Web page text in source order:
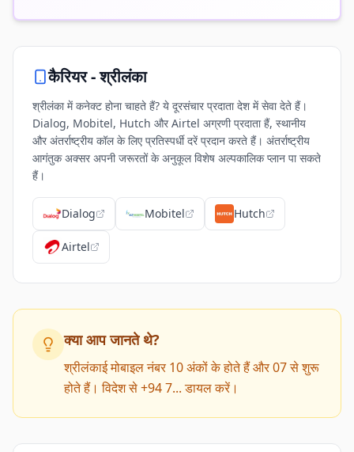
कैरियर -श्रीलंका
श्रीलंका में कनेक्ट होना चाहते हैं? ये दूरसंचार प्रदाता देश में सेवा देते हैं।
Dialog, Mobitel, Hutch और Airtel अग्रणी प्रदाता हैं, स्थानीय
और अंतर्राष्ट्रीय कॉल के लिए प्रतिस्पर्धी दरें प्रदान करते हैं। अंतर्राष्ट्रीय
आगंतुक अक्सर अपनी जरूरतों के अनुकूल विशेष अल्पकालिक प्लान पा सकते
हैं।
Dialog Mobitel Hutch
Airtel
क्या आप जानते थे?
श्रीलंकाई मोबाइल नंबर 10 अंकों के होते हैं और 07 से शुरू
होते हैं। विदेश से +94 7... डायल करें।